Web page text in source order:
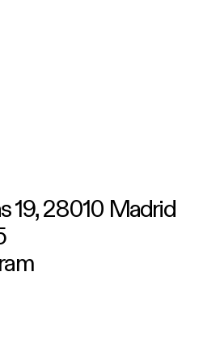
s19, 28010 Madrid
ram